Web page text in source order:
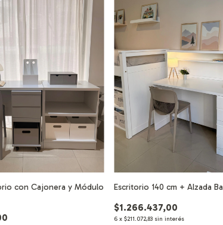
con Cajonera y Módulo
Escritorio 140 cm + Alzada
$1.266.437,00
6 x $211.072,83 sin interés